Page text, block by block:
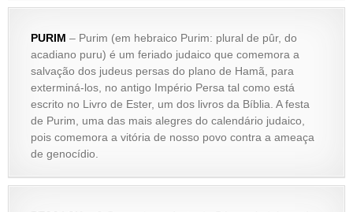
PURIM – Purim (em hebraico Purim: plural de pûr, do
acadiano puru) é um feriado judaico que comemora a
salvação dos judeus persas do plano de Hamã, para
exterminá-los, no antigo Império Persa tal como está
escrito no Livro de Ester, um dos livros da Bíblia. A festa
de Purim, uma das mais alegres do calendário judaico,
pois comemora a vitória de nosso povo contra a ameaça
de genocídio.